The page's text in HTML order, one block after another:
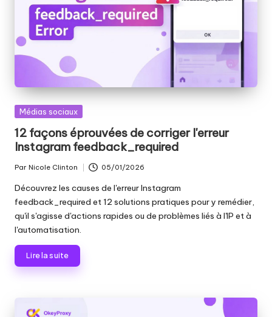
Publié
Médias sociaux
12 façons éprouvées de corriger l'erreur
Instagram feedback_required
par
Par Nicole Clinton 05/01/2026
Découvrez les causes de l'erreur Instagram
feedback_required et 12 solutions pratiques pour y remédier,
qu'il s'agisse d'actions rapides ou de problèmes liés à l'IP et à
l'automatisation.
Lire la suite